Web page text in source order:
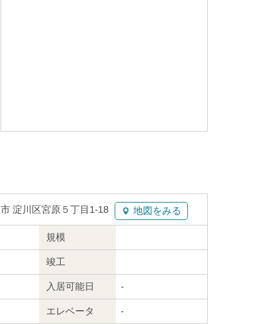
淀川区宮原５丁目1-18 地図をみる
規模
竣工
入居可能日 -
エレベータ -